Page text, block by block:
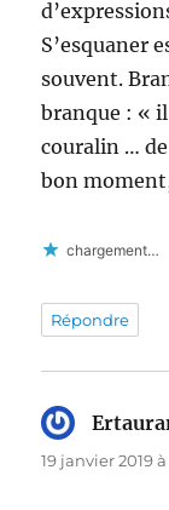
S’esquaner
souvent.
branque : «
couralin …
bon
chargement…
Répondre
19 janvier 2019 à